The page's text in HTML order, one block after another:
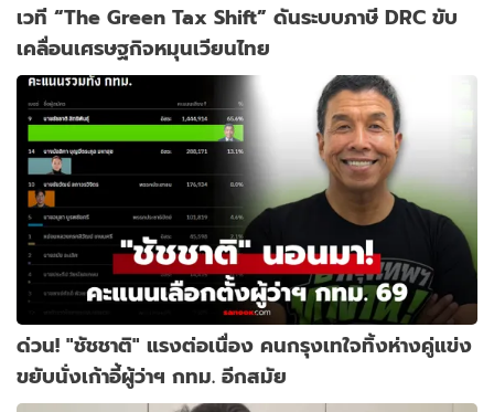
เวที “The Green Tax Shift” ดันระบบภาษี DRC ขับ
เคลื่อนเศรษฐกิจหมุนเวียนไทย
ด่วน! "ชัชชาติ" แรงต่อเนื่อง คนกรุงเทใจทิ้งห่างคู่แข่ง
ขยับนั่งเก้าอี้ผู้ว่าฯ กทม. อีกสมัย